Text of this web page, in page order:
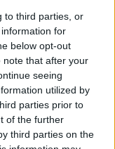
to third parties, or
for
below opt-out
note that after your
seeing
utilized by
parties prior to
of the further
third parties on the